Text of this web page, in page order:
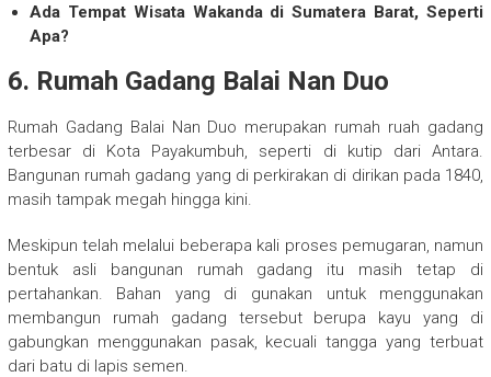
Ada Tempat Wisata Wakanda di Sumatera Barat, Seperti
Apa?
6. Rumah Gadang Balai Nan Duo
Rumah Gadang Balai Nan Duo merupakan rumah ruah gadang
terbesar di Kota Payakumbuh, seperti di kutip dari Antara.
Bangunan rumah gadang yang di perkirakan di dirikan pada 1840,
masih tampak megah hingga kini.
Meskipun telah melalui beberapa kali proses pemugaran, namun
bentuk asli bangunan rumah gadang itu masih tetap di
pertahankan. Bahan yang di gunakan untuk menggunakan
membangun rumah gadang tersebut berupa kayu yang di
gabungkan menggunakan pasak, kecuali tangga yang terbuat
dari batu di lapis semen.